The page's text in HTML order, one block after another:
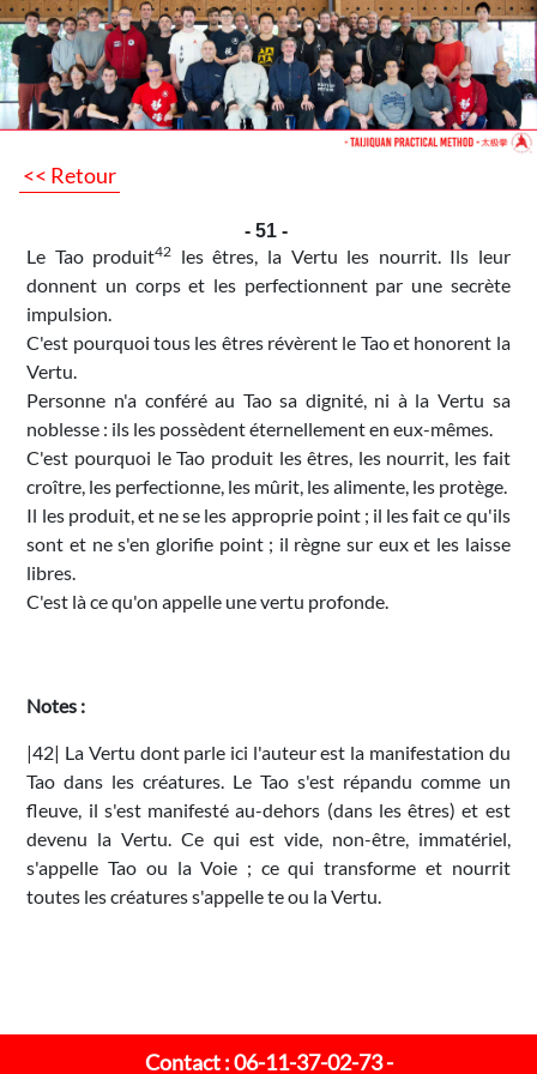
<< Retour
- 51 -
Le Tao produit42 les êtres, la Vertu les nourrit. Ils leur
donnent un corps et les perfectionnent par une secrète
impulsion.
C'est pourquoi tous les êtres révèrent le Tao et honorent la
Vertu.
Personne n'a conféré au Tao sa dignité, ni à la Vertu sa
noblesse : ils les possèdent éternellement en eux-mêmes.
C'est pourquoi le Tao produit les êtres, les nourrit, les fait
croître, les perfectionne, les mûrit, les alimente, les protège.
Il les produit, et ne se les approprie point ; il les fait ce qu'ils
sont et ne s'en glorifie point ; il règne sur eux et les laisse
libres.
C'est là ce qu'on appelle une vertu profonde.
Notes :
|42| La Vertu dont parle ici l'auteur est la manifestation du
Tao dans les créatures. Le Tao s'est répandu comme un
fleuve, il s'est manifesté au-dehors (dans les êtres) et est
devenu la Vertu. Ce qui est vide, non-être, immatériel,
s'appelle Tao ou la Voie ; ce qui transforme et nourrit
toutes les créatures s'appelle te ou la Vertu.
Contact : 06-11-37-02-73 -